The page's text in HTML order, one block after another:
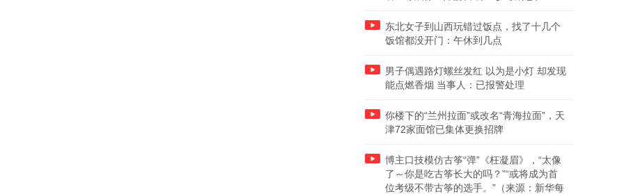
东北女子到山西玩错过饭点，找了十几个
饭馆都没开门：午休到几点
男子偶遇路灯螺丝发红 以为是小灯 却发现
能点燃香烟 当事人：已报警处理
你楼下的“兰州拉面”或改名“青海拉面”，天
津72家面馆已集体更换招牌
博主口技模仿古筝“弹”《枉凝眉》，“太像
了～你是吃古筝长大的吗？”“或将成为首
位考级不带古筝的选手。”（来源：新华每